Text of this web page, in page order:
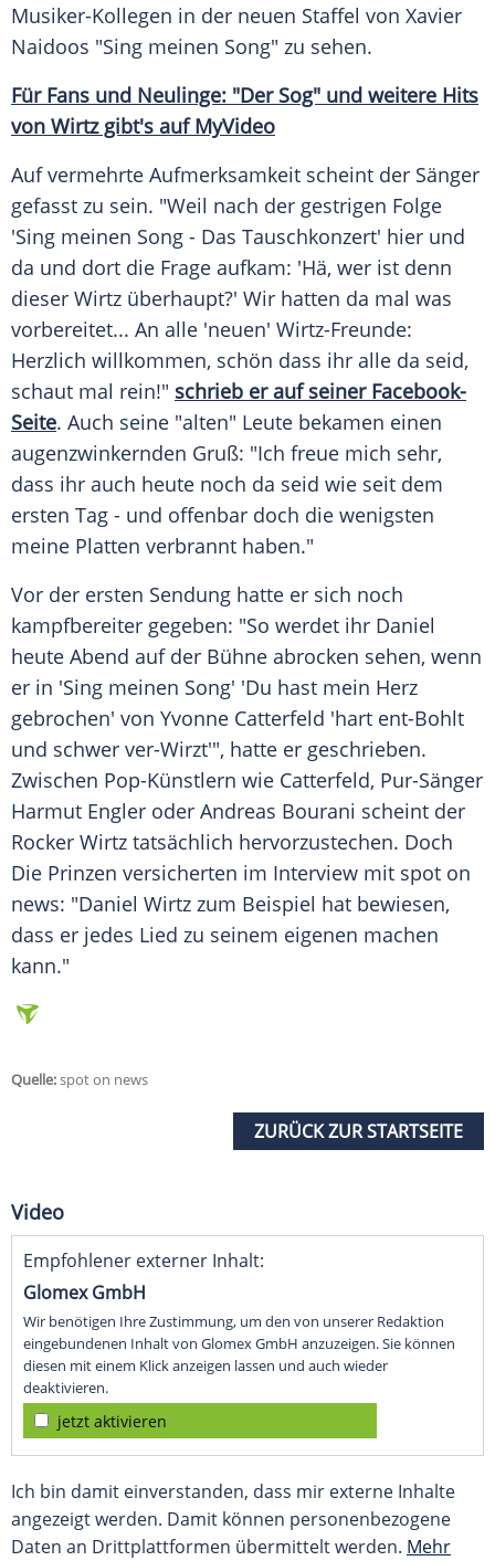
Musiker-Kollegen in der neuen Staffel von Xavier
Naidoos "Sing meinen Song" zu sehen.
Für Fans und Neulinge: "Der Sog" und weitere Hits
von Wirtz gibt's auf MyVideo
Auf vermehrte Aufmerksamkeit scheint der Sänger
gefasst zu sein. "Weil nach der gestrigen Folge
'Sing meinen Song - Das Tauschkonzert' hier und
da und dort die Frage aufkam: 'Hä, wer ist denn
dieser Wirtz überhaupt?' Wir hatten da mal was
vorbereitet... An alle 'neuen' Wirtz-Freunde:
Herzlich willkommen, schön dass ihr alle da seid,
schaut mal rein!" schrieb er auf seiner Facebook-
Seite. Auch seine "alten" Leute bekamen einen
augenzwinkernden Gruß: "Ich freue mich sehr,
dass ihr auch heute noch da seid wie seit dem
ersten Tag - und offenbar doch die wenigsten
meine Platten verbrannt haben."
Vor der ersten Sendung hatte er sich noch
kampfbereiter gegeben: "So werdet ihr Daniel
heute Abend auf der Bühne abrocken sehen, wenn
er in 'Sing meinen Song' 'Du hast mein Herz
gebrochen' von Yvonne Catterfeld 'hart ent-Bohlt
und schwer ver-Wirzt'", hatte er geschrieben.
Zwischen Pop-Künstlern wie Catterfeld, Pur-Sänger
Harmut Engler oder Andreas Bourani scheint der
Rocker Wirtz tatsächlich hervorzustechen. Doch
Die Prinzen versicherten im Interview mit spot on
news: "Daniel Wirtz zum Beispiel hat bewiesen,
dass er jedes Lied zu seinem eigenen machen
kann."
Quelle:spot on news
ZURÜCK ZUR STARTSEITE
Video
Empfohlener externer Inhalt:
Glomex GmbH
Wir benötigen Ihre Zustimmung, um den von unserer Redaktion
eingebundenen Inhalt von Glomex GmbH anzuzeigen. Sie können
diesen mit einem Klick anzeigen lassen und auch wieder
deaktivieren.
jetzt aktivieren
Ich bin damit einverstanden, dass mir externe Inhalte
angezeigt werden. Damit können personenbezogene
Daten an Drittplattformen übermittelt werden. Mehr